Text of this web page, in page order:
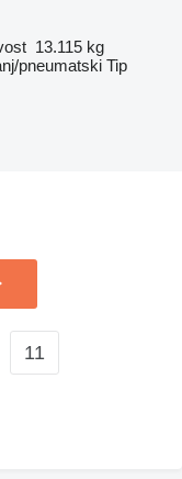
13.115 kg
pneumatski Tip
11